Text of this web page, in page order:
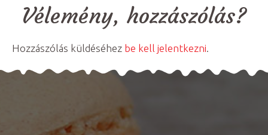
Vélemény, hozzászólás?
Hozzászólás küldéséhez be kell jelentkezni.